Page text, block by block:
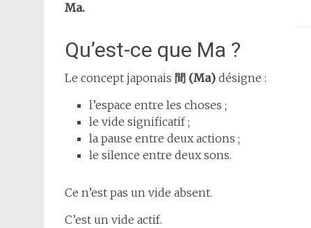
Ma.
Qu’est-ce que Ma ?
Le concept japonais 間 (Ma) désigne :
l’espace entre les choses ;
le vide significatif ;
la pause entre deux actions ;
le silence entre deux sons.
Ce n’est pas un vide absent.
C’est un vide actif.